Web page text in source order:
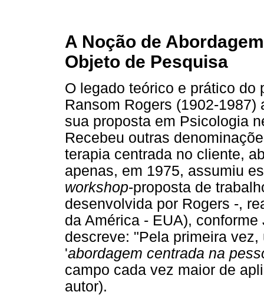
A Noção de
Objeto de Pesquisa
O legado teórico e prático do
Ransom Rogers (1902-
sua proposta em Psicologia
Recebeu outras
terapia centrada no cliente,
apenas, em 1975, assumiu
workshop-proposta de
desenvolvida por Rogers -,
da América - EUA),
descreve: "Pela primeira
'abordagem centrada na
campo cada vez maior de
autor).